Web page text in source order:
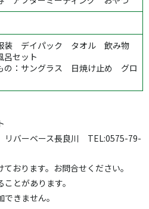
装 デイパック タオル 飲み物
セット
の：サングラス 日焼け止め グロ
リバーベース長良川 TEL:0575-79-
おります。お問合せください。
とがあります。
きません。